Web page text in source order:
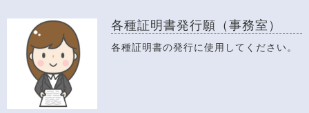
各種証明書発行願（事務室）
各種証明書の発行に使用してください。